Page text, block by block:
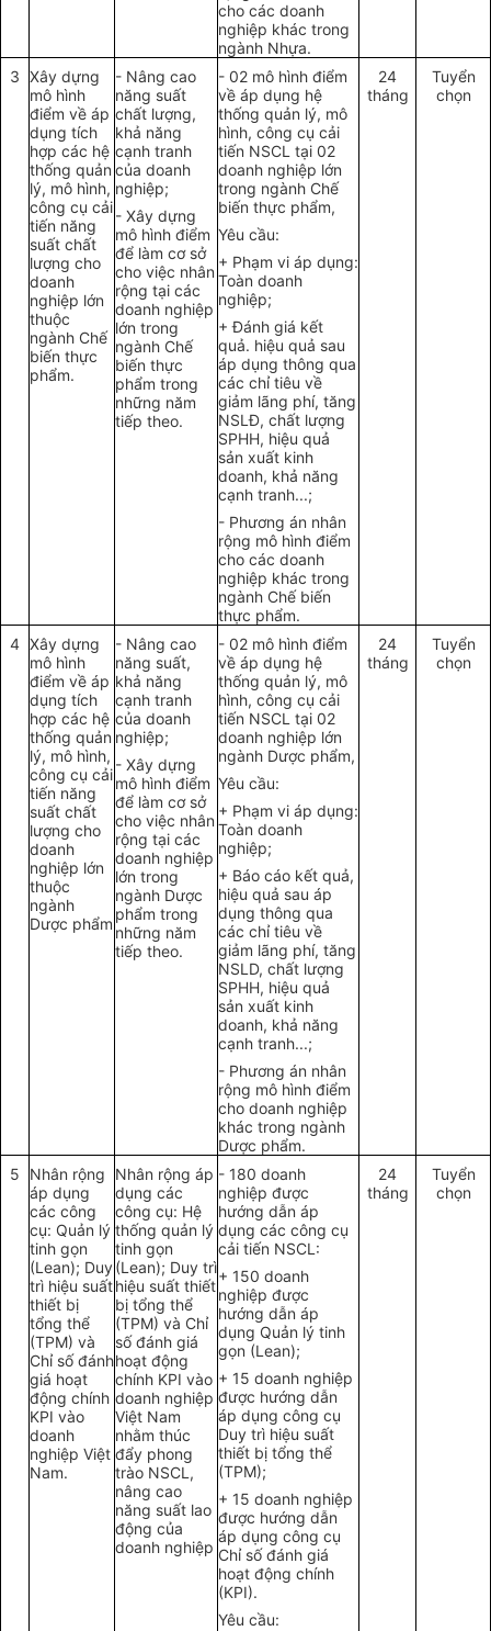
cho các doanh
nghiệp khác trong
ngành Nhựa.
3 Xây dựng
mô hình
điểm về áp
dụng tích
hợp các hệ
thống quản
lý, mô hình,
công cụ cải
tiến năng
suất chất
lượng cho
doanh
nghiệp lớn
thuộc
ngành Chế
biến thực
phẩm.
- Nâng cao
năng suất
chất lượng,
khả năng
cạnh tranh
của doanh
nghiệp;
- Xây dựng
mô hình điểm
để làm cơ sở
cho việc nhân
rộng tại các
doanh nghiệp
lớn trong
ngành Chế
biến thực
phẩm trong
những năm
tiếp theo.
- 02 mô hình điểm
về áp dụng hệ
thống quản lý, mô
hình, công cụ cải
tiến NSCL tại 02
doanh nghiệp lớn
trong ngành Chế
biến thực phẩm,
Yêu cầu:
+ Phạm vi áp dụng:
Toàn doanh
nghiệp;
+ Đánh giá kết
quả. hiệu quả sau
áp dụng thông qua
các chỉ tiêu về
giảm lãng phí, tăng
NSLĐ, chất lượng
SPHH, hiệu quả
sản xuất kinh
doanh, khả năng
cạnh tranh...;
- Phương án nhân
rộng mô hình điểm
cho các doanh
nghiệp khác trong
ngành Chế biến
thực phẩm.
24
tháng
Tuyển
chọn
4 Xây dựng
mô hình
điểm về áp
dụng tích
hợp các hệ
thống quản
lý, mô hình,
công cụ cải
tiến năng
suất chất
lượng cho
doanh
nghiệp lớn
thuộc
ngành
Dược phẩm
- Nâng cao
năng suất,
khả năng
cạnh tranh
của doanh
nghiệp;
- Xây dựng
mô hình điểm
để làm cơ sở
cho việc nhân
rộng tại các
doanh nghiệp
lớn trong
ngành Dược
phẩm trong
những năm
tiếp theo.
- 02 mô hình điểm
về áp dụng hệ
thống quản lý, mô
hình, công cụ cải
tiến NSCL tại 02
doanh nghiệp lớn
ngành Dược phẩm,
Yêu cầu:
+ Phạm vi áp dụng:
Toàn doanh
nghiệp;
+ Báo cáo kết quả,
hiệu quả sau áp
dụng thông qua
các chỉ tiêu về
giảm lãng phí, tăng
NSLD, chất lượng
SPHH, hiệu quả
sản xuất kinh
doanh, khả năng
cạnh tranh...;
- Phương án nhân
rộng mô hình điểm
cho doanh nghiệp
khác trong ngành
Dược phẩm.
24
tháng
Tuyển
chọn
5
Nhân rộng
áp dụng
các công
cụ: Quản lý
tinh gọn
(Lean); Duy
trì hiệu suất
thiết bị
tổng thể
(TPM) và
Chỉ sốđánh
giá hoạt
động chính
KPI vào
doanh
nghiệp Việt
Nam.
Nhân rộng áp
dụng các
công cụ: Hệ
thống quản lý
tinh gọn
(Lean); Duy trì
hiệu suất thiết
bị tổng thể
(TPM) và Chỉ
số đánh giá
hoạt động
chính KPI vào
doanh nghiệp
Việt Nam
nhằm thúc
đẩy phong
trào NSCL,
nâng cao
năng suất lao
động của
doanh nghiệp
- 180 doanh
nghiệp được
hướng dẫn áp
dụng các công cụ
cải tiến NSCL:
+ 150 doanh
nghiệp được
hướng dẫn áp
dụng Quản lý tinh
gọn (Lean);
+ 15 doanh nghiệp
được hướng dẫn
áp dụng công cụ
Duy trì hiệu suất
thiết bị tổng thể
(TPM);
+ 15 doanh nghiệp
được hướng dẫn
áp dụng công cụ
Chỉ số đánh giá
hoạt động chính
(KPI).
Yêu cầu:
24
tháng
Tuyển
chọn